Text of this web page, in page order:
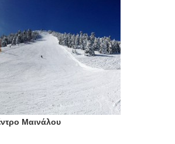
Μαινάλου